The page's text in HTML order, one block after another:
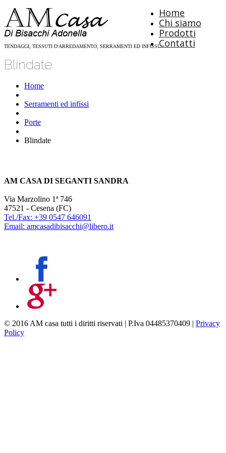
TENDAGGI, TESSUTI D'ARREDAMENTO, SERRAMENTI ED INFISSI
Home
Chi siamo
Prodotti
Contatti
Blindate
Home
Serramenti ed infissi
Porte
Blindate
AM CASA DI SEGANTI SANDRA
Via Marzolino 1ª 746
47521 - Cesena (FC)
Tel./Fax: +39 0547 646091
Email: amcasadibisacchi@libero.it
© 2016 AM casa tutti i diritti riservati | P.Iva 04485370409 | Privacy
Policy